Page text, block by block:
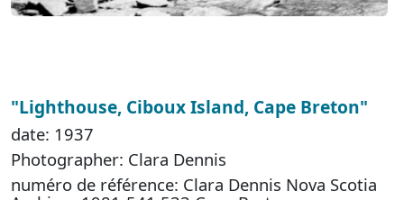
"Lighthouse, Ciboux Island, Cape Breton"
date: 1937
Photographer: Clara Dennis
numéro de référence: Clara Dennis Nova Scotia